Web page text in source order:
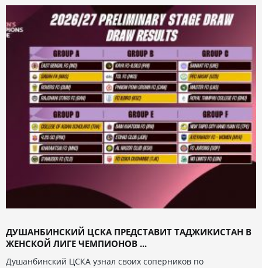
ДУШАНБИНСКИЙ ЦСКА ПРЕДСТАВИТ ТАДЖИКИСТАН В
ЖЕНСКОЙ ЛИГЕ ЧЕМПИОНОВ ...
Душанбинский ЦСКА узнал своих соперников по